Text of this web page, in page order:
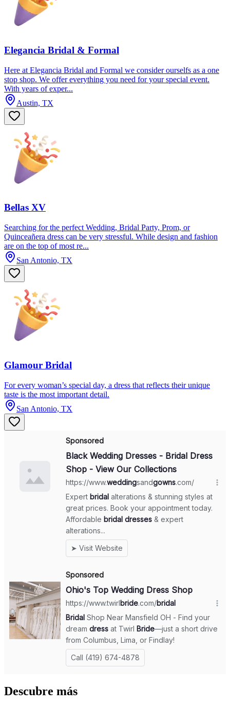
Elegancia Bridal & Formal
Here at Elegancia Bridal and Formal we consider ourselfs as a one
stop shop. We offer everything you need for your special event.
With years of exper...
Austin, TX
Bellas XV
Searching for the perfect Wedding, Bridal Party, Prom, or
Quinceañera dress can be very stressful. While design and fashion
are on the top of most re...
San Antonio, TX
Glamour Bridal
For every woman’s special day, a dress that reflects their unique
taste is the most important detail.
San Antonio, TX
Descubre más